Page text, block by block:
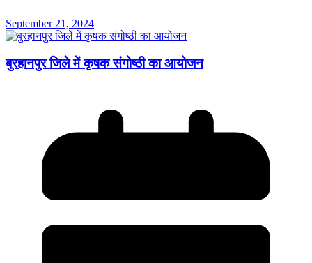
September 21, 2024
बुरहानपुर जिले में कृषक संगोष्ठी का आयोजन